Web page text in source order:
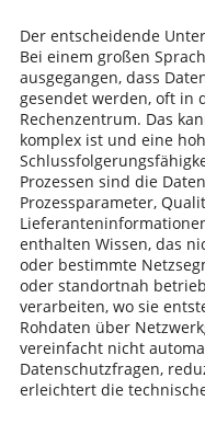
Der entscheidende
Bei einem großen
ausgegangen, dass
gesendet werden, oft in
Rechenzentrum. Das
komplex ist und eine
Prozessen sind die
Prozessparameter,
enthalten Wissen, das
oder bestimmte
oder standortnah
verarbeiten, wo sie
Rohdaten über
vereinfacht nicht
Datenschutzfragen,
erleichtert die